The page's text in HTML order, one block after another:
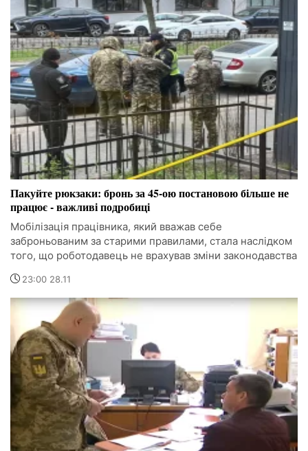
Пакуйте рюкзаки: бронь за 45-ою постановою більше не
працює - важливі подробиці
Мобілізація працівника, який вважав себе
заброньованим за старими правилами, стала наслідком
того, що роботодавець не врахував зміни законодавства
23:00 28.11